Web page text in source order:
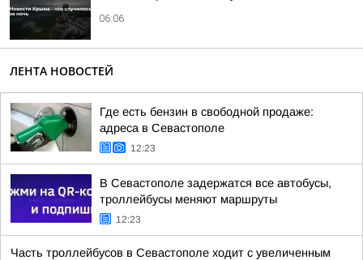
06:06
ЛЕНТА НОВОСТЕЙ
Где есть бензин в свободной продаже:
адреса в Севастополе
12:23
В Севастополе задержатся все автобусы,
троллейбусы меняют маршруты
12:23
Часть троллейбусов в Севастополе ходит с увеличенным